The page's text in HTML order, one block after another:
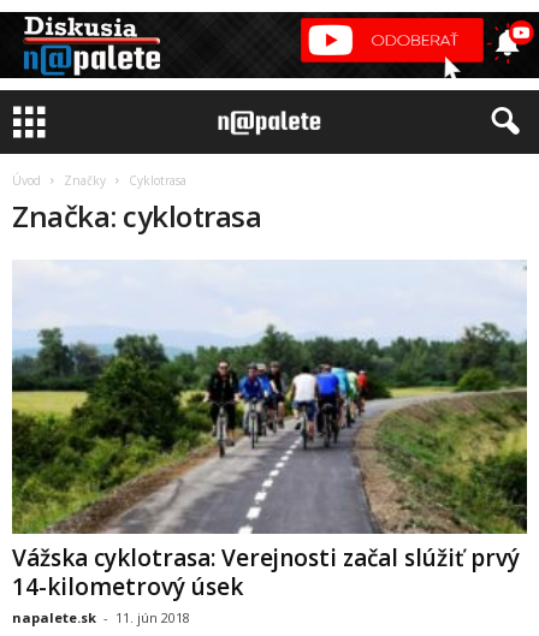
Úvod Značky Cyklotrasa
Značka: cyklotrasa
Vážska cyklotrasa: Verejnosti začal slúžiť prvý
14-kilometrový úsek
napalete.sk - 11. jún 2018